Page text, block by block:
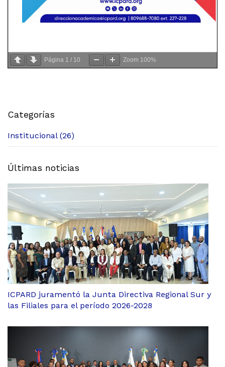
Página 1 / 10 Zoom 100%
Categorías
Institucional (26)
Últimas noticias
ICPARD juramentó la Junta Directiva Regional Sur y
las Filiales para el período 2026-2028